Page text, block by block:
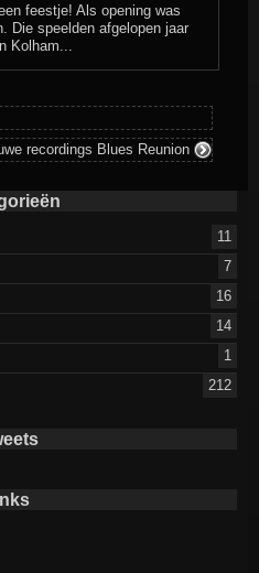
feestje! Als opening was
Die speelden afgelopen jaar
Kolham...
recordings Blues Reunion
11
7
16
14
1
212